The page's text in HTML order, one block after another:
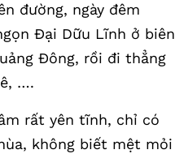
đường, ngày đêm
Đại Dữu Lĩnh ở biên
Đông, rồi đi thẳng
….
rất yên tĩnh, chỉ có
không biết mệt mỏi